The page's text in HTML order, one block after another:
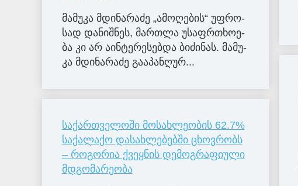
მა­მუ­კა მდი­ნა­რა­ძე „ამო­ღე­ბის“ უფ­რო­
სად და­ნიშ­ნეს, მარ­თლა უსაფრ­თხო­ე­
ბა კი არ აინ­ტე­რე­სებ­და ბი­ძი­ნას. მა­მუ­
კა მდი­ნა­რა­ძე გა­ა­პან­ღუ­რ...
საქართველოში მოსახლეობის 62.7%
საქალაქო დასახლებებში ცხოვრობს
– როგორია ქვეყნის დემოგრაფიული
მდგომარეობა